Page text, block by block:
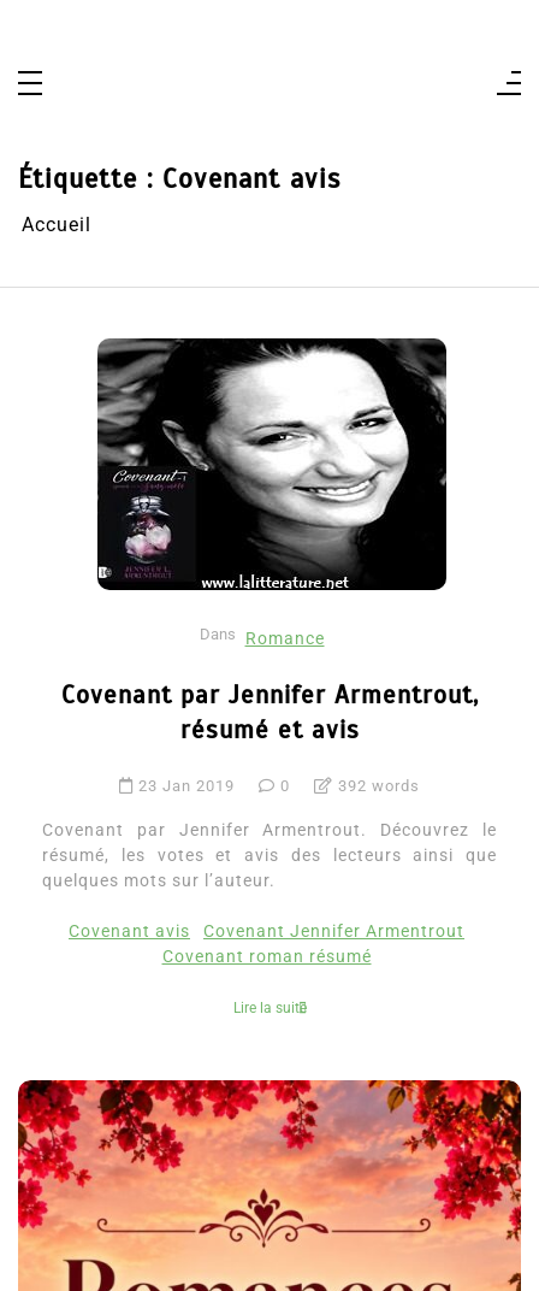
Étiquette : Covenant avis
Accueil
Dans Romance
Covenant par Jennifer Armentrout,
résumé et avis
23 Jan 2019 0 392 words
Covenant par Jennifer Armentrout. Découvrez le
résumé, les votes et avis des lecteurs ainsi que
quelques mots sur l’auteur.
Covenant avis
Covenant Jennifer Armentrout
Covenant roman résumé
Lire la suite